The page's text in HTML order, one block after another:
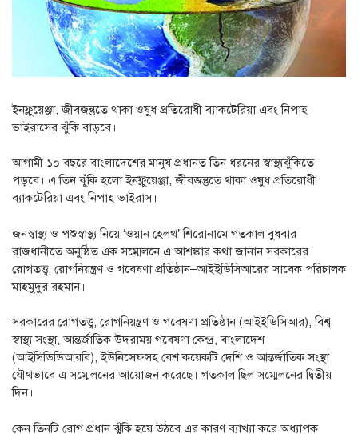
ইনফ্লুয়েঞ্জা, জীবজন্তুতে থাকা ওষুধ প্রতিরোধী ব্যাকটেরিয়া এবং নিপাহ
ভাইরাসের ঝুঁকি বাড়বে।
আগামী ১০ বছরে বাংলাদেশের মানুষ প্রধানত তিন ধরনের স্বাস্থ্যঝুঁকিতে
পড়বে। এ তিন ঝুঁকি হলো ইনফ্লুয়েঞ্জা, জীবজন্তুতে থাকা ওষুধ প্রতিরোধী
ব্যাকটেরিয়া এবং নিপাহ ভাইরাস।
জনস্বাস্থ্য ও পশুস্বাস্থ্য নিয়ে ‘ওয়ান হেলথ’ শিরোনামে গতকাল বুধবার
রাজধানীতে অনুষ্ঠিত এক সম্মেলনে এ আশঙ্কার কথা জানান সরকারের
রোগতত্ত্ব, রোগনিয়ন্ত্রণ ও গবেষণা প্রতিষ্ঠান–আইইডিসিআরের সাবেক পরিচালক
মাহমুদুর রহমান।
সরকারের রোগতত্ত্ব, রোগনিয়ন্ত্রণ ও গবেষণা প্রতিষ্ঠান (আইইডিসিআর), বিশ্ব
স্বাস্থ্য সংস্থা, আন্তর্জাতিক উদরাময় গবেষণা কেন্দ্র, বাংলাদেশ
(আইসিডিডিআরবি), ইউনিসেফসহ বেশ কয়েকটি দেশি ও আন্তর্জাতিক সংস্থা
যৌথভাবে এ সম্মেলনের আয়োজন করেছে। গতকাল ছিল সম্মেলনের দ্বিতীয়
দিন।
কেন তিনটি রোগ প্রধান ঝুঁকি হয়ে উঠবে এর কারণ ব্যাখ্যা করে অধ্যাপক